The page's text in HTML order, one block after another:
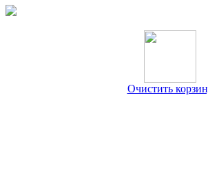
Очистить